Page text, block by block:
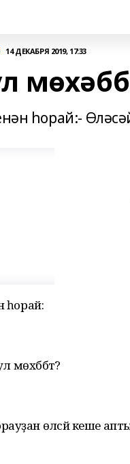
14 ДЕКАБРЯ 2019, 17:33
һорай:-
һорай:
мөхәббәт?
өләсәй кеше